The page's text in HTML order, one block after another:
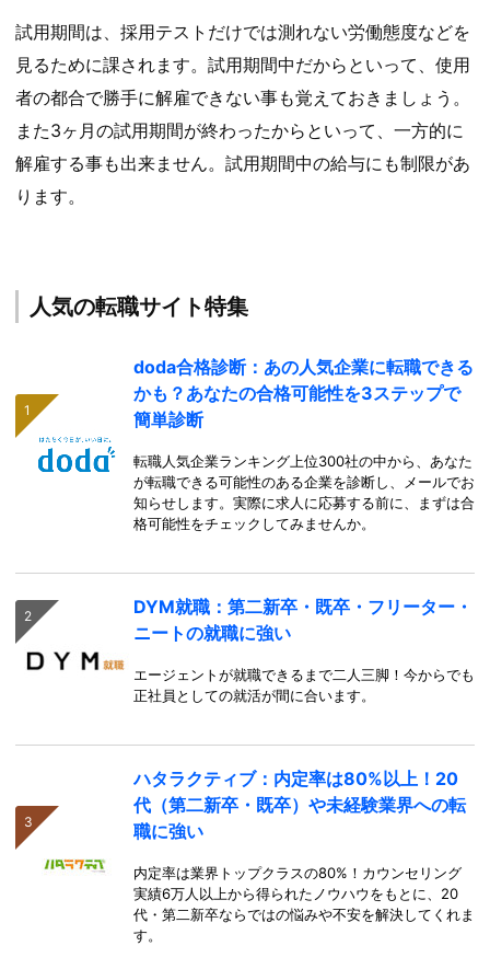
試用期間は、採用テストだけでは測れない労働態度などを
見るために課されます。試用期間中だからといって、使用
者の都合で勝手に解雇できない事も覚えておきましょう。
また3ヶ月の試用期間が終わったからといって、一方的に
解雇する事も出来ません。試用期間中の給与にも制限があ
ります。
人気の転職サイト特集
doda合格診断：あの人気企業に転職できる
かも？あなたの合格可能性を3ステップで
簡単診断
転職人気企業ランキング上位300社の中から、あなた
が転職できる可能性のある企業を診断し、メールでお
知らせします。実際に求人に応募する前に、まずは合
格可能性をチェックしてみませんか。
DYM就職：第二新卒・既卒・フリーター・
ニートの就職に強い
エージェントが就職できるまで二人三脚！今からでも
正社員としての就活が間に合います。
ハタラクティブ：内定率は80%以上！20
代（第二新卒・既卒）や未経験業界への転
職に強い
内定率は業界トップクラスの80%！カウンセリング
実績6万人以上から得られたノウハウをもとに、20
代・第二新卒ならではの悩みや不安を解決してくれま
す。